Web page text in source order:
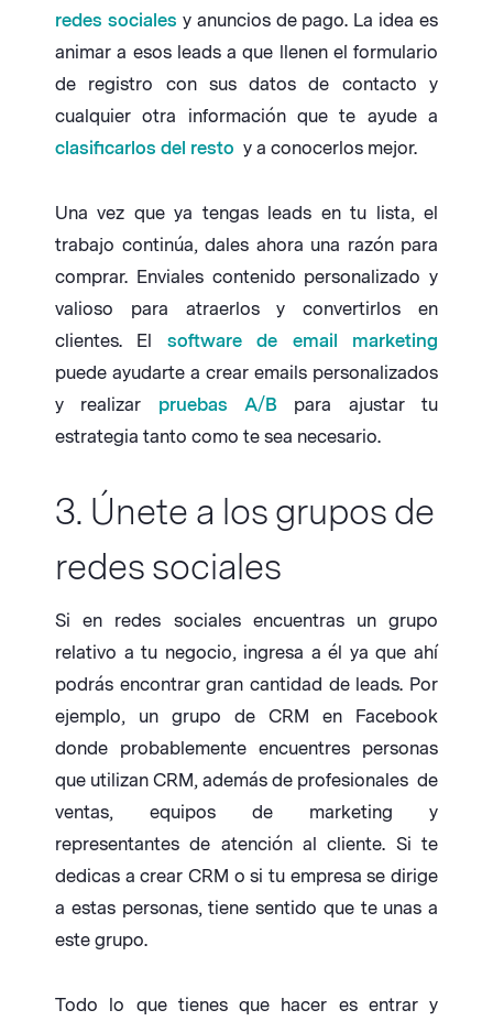
redes sociales y anuncios de pago. La idea es
animar a esos leads a que llenen el formulario
de registro con sus datos de contacto y
cualquier otra información que te ayude a
clasificarlos del resto y a conocerlos mejor.
Una vez que ya tengas leads en tu lista, el
trabajo continúa, dales ahora una razón para
comprar. Enviales contenido personalizado y
valioso para atraerlos y convertirlos en
clientes. El software de email marketing
puede ayudarte a crear emails personalizados
y realizar pruebas A/B para ajustar tu
estrategia tanto como te sea necesario.
3. Únete a los grupos de
redes sociales
Si en redes sociales encuentras un grupo
relativo a tu negocio, ingresa a él ya que ahí
podrás encontrar gran cantidad de leads. Por
ejemplo, un grupo de CRM en Facebook
donde probablemente encuentres personas
que utilizan CRM, además de profesionales de
ventas, equipos de marketing y
representantes de atención al cliente. Si te
dedicas a crear CRM o si tu empresa se dirige
a estas personas, tiene sentido que te unas a
este grupo.
Todo lo que tienes que hacer es entrar y